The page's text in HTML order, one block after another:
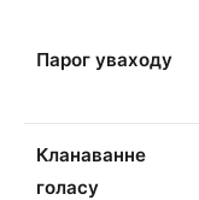
Парог уваходу
Кланаванне
голасу